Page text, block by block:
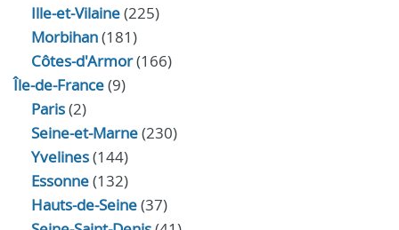
Ille-et-Vilaine(225)
Morbihan(181)
Côtes-d'Armor(166)
Île-de-France(9)
Paris(2)
Seine-et-Marne(230)
Yvelines(144)
Essonne(132)
Hauts-de-Seine(37)